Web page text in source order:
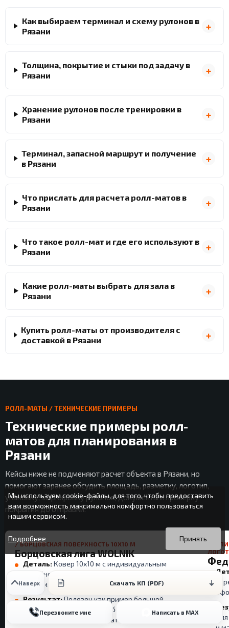
Как выбираем терминал и схему рулонов в
Рязани
Толщина, покрытие и стыки под задачу в
Рязани
Хранение рулонов после тренировки в
Рязани
Терминал, запасной маршрут и получение
в Рязани
Что прислать для расчета ролл-матов в
Рязани
Что такое ролл-мат и где его используют в
Рязани
Какие ролл-маты выбрать для зала в
Рязани
Купить ролл-маты от производителя с
доставкой в Рязани
РОЛЛ-МАТЫ / ТЕХНИЧЕСКИЕ ПРИМЕРЫ
Технические примеры ролл-
матов для планирования в
Рязани
Кейсы ниже не подменяют расчет объекта в Рязани, но
помогают заранее обсудить площадь, разметку, логотип,
упаковку, маркировку рулонов, документы и проверку
покрытия до отправки.
/ БОРЦОВСКАЯ ПОВЕРХНОСТЬ 10X10 М
Борцовская лига WOLNIK
Деталь: Ковер 10x10 м с индивидуальным
дизайном, разметкой ФИЛА и усиленными
краями.
Результат:Полезен как пример большой
рабочей поверхности для борьбы и
соревновательного формата.
Наверх Скачать КП (PDF)
Перезвоните мне Написать в MAX
Мы используем cookie-файлы, для того, чтобы предоставить
вам возможность максимально комфортно пользоваться
нашим сервисом.
Вы можете подробнее прочитать о cookie-файлах в открытых
источниках или изменить настройки своего браузера.
Продолжая пользоваться данным сайтом без изменения
настроек вы даете согласие на использование ваших cookie-
файлов.
Принять
Подробнее